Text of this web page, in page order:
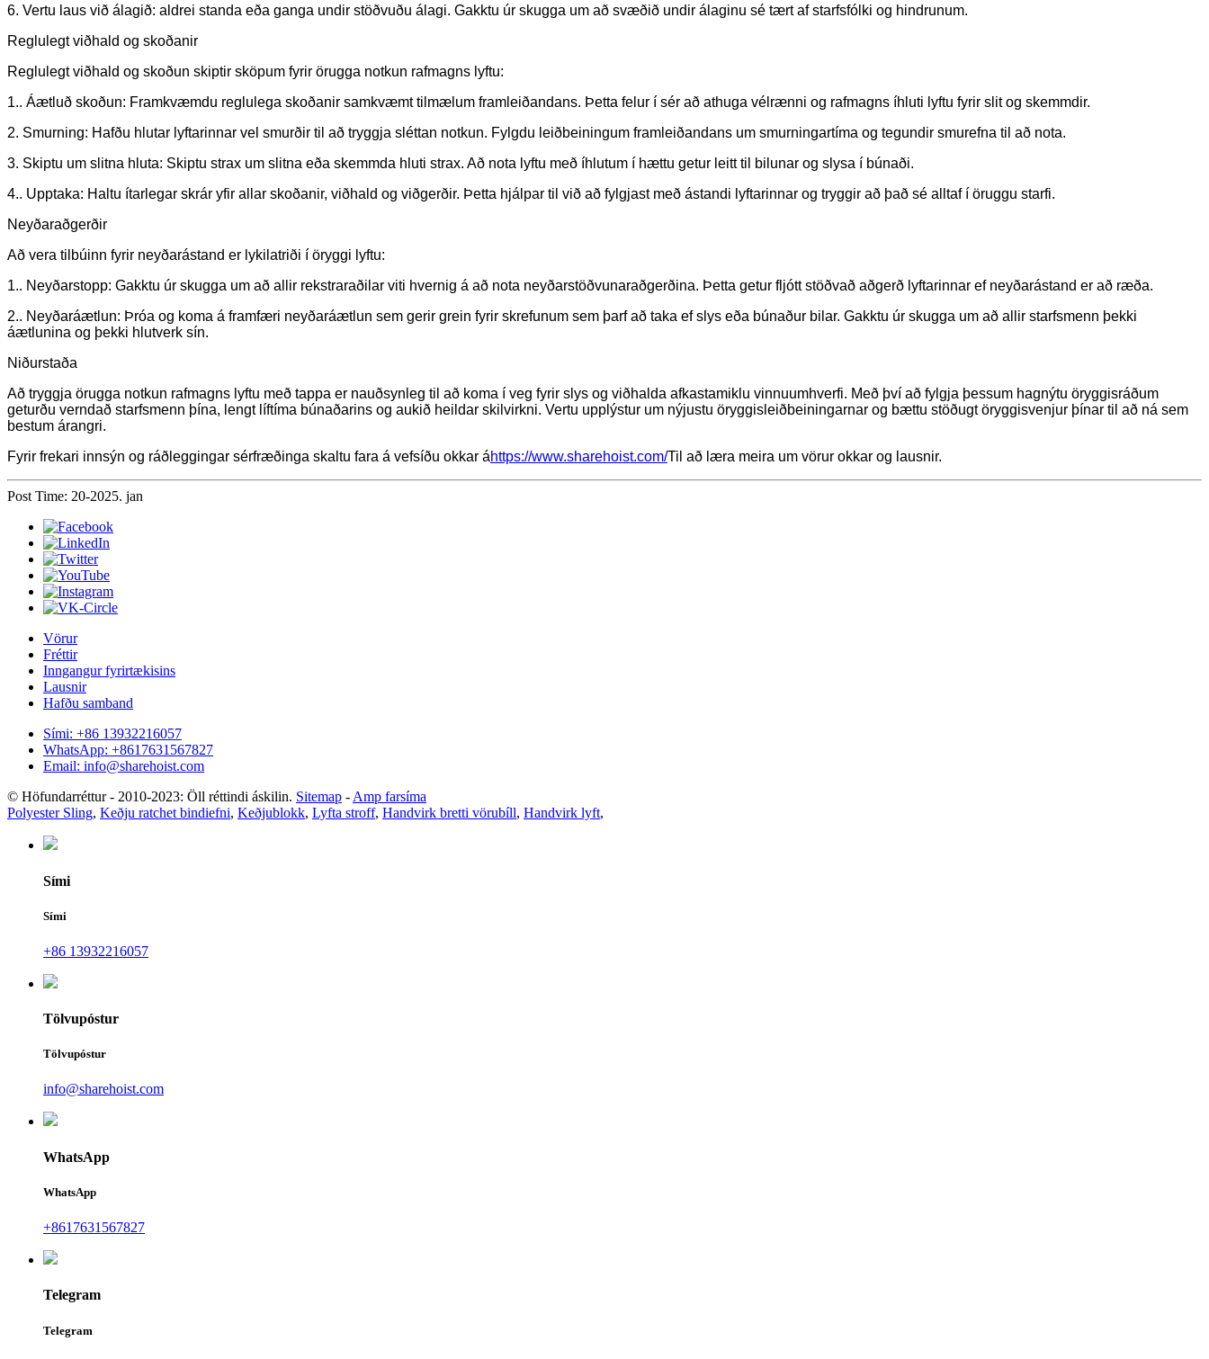
6. Vertu laus við álagið: aldrei standa eða ganga undir stöðvuðu álagi. Gakktu úr skugga um að svæðið undir álaginu sé tært af starfsfólki og hindrunum.
Reglulegt viðhald og skoðanir
Reglulegt viðhald og skoðun skiptir sköpum fyrir örugga notkun rafmagns lyftu:
1.. Áætluð skoðun: Framkvæmdu reglulega skoðanir samkvæmt tilmælum framleiðandans. Þetta felur í sér að athuga vélrænni og rafmagns íhluti lyftu fyrir slit og skemmdir.
2. Smurning: Hafðu hlutar lyftarinnar vel smurðir til að tryggja sléttan notkun. Fylgdu leiðbeiningum framleiðandans um smurningartíma og tegundir smurefna til að nota.
3. Skiptu um slitna hluta: Skiptu strax um slitna eða skemmda hluti strax. Að nota lyftu með íhlutum í hættu getur leitt til bilunar og slysa í búnaði.
4.. Upptaka: Haltu ítarlegar skrár yfir allar skoðanir, viðhald og viðgerðir. Þetta hjálpar til við að fylgjast með ástandi lyftarinnar og tryggir að það sé alltaf í öruggu starfi.
Neyðaraðgerðir
Að vera tilbúinn fyrir neyðarástand er lykilatriði í öryggi lyftu:
1.. Neyðarstopp: Gakktu úr skugga um að allir rekstraraðilar viti hvernig á að nota neyðarstöðvunaraðgerðina. Þetta getur fljótt stöðvað aðgerð lyftarinnar ef neyðarástand er að ræða.
2.. Neyðaráætlun: Þróa og koma á framfæri neyðaráætlun sem gerir grein fyrir skrefunum sem þarf að taka ef slys eða búnaður bilar. Gakktu úr skugga um að allir starfsmenn þekki
áætlunina og þekki hlutverk sín.
Niðurstaða
Að tryggja örugga notkun rafmagns lyftu með tappa er nauðsynleg til að koma í veg fyrir slys og viðhalda afkastamiklu vinnuumhverfi. Með því að fylgja þessum hagnýtu öryggisráðum
geturðu verndað starfsmenn þína, lengt líftíma búnaðarins og aukið heildar skilvirkni. Vertu upplýstur um nýjustu öryggisleiðbeiningarnar og bættu stöðugt öryggisvenjur þínar til að ná sem
bestum árangri.
Fyrir frekari innsýn og ráðleggingar sérfræðinga skaltu fara á vefsíðu okkar áhttps://www.sharehoist.com/Til að læra meira um vörur okkar og lausnir.
Post Time: 20-2025. jan
Vörur
Fréttir
Inngangur fyrirtækisins
Lausnir
Hafðu samband
Sími: +86 13932216057
WhatsApp: +8617631567827
Email: info@sharehoist.com
© Höfundarréttur - 2010-2023: Öll réttindi áskilin. Sitemap - Amp farsíma
Polyester Sling, Keðju ratchet bindiefni, Keðjublokk, Lyfta stroff, Handvirk bretti vörubíll, Handvirk lyft,
Sími
Sími
+86 13932216057
Tölvupóstur
Tölvupóstur
info@sharehoist.com
WhatsApp
WhatsApp
+8617631567827
Telegram
Telegram